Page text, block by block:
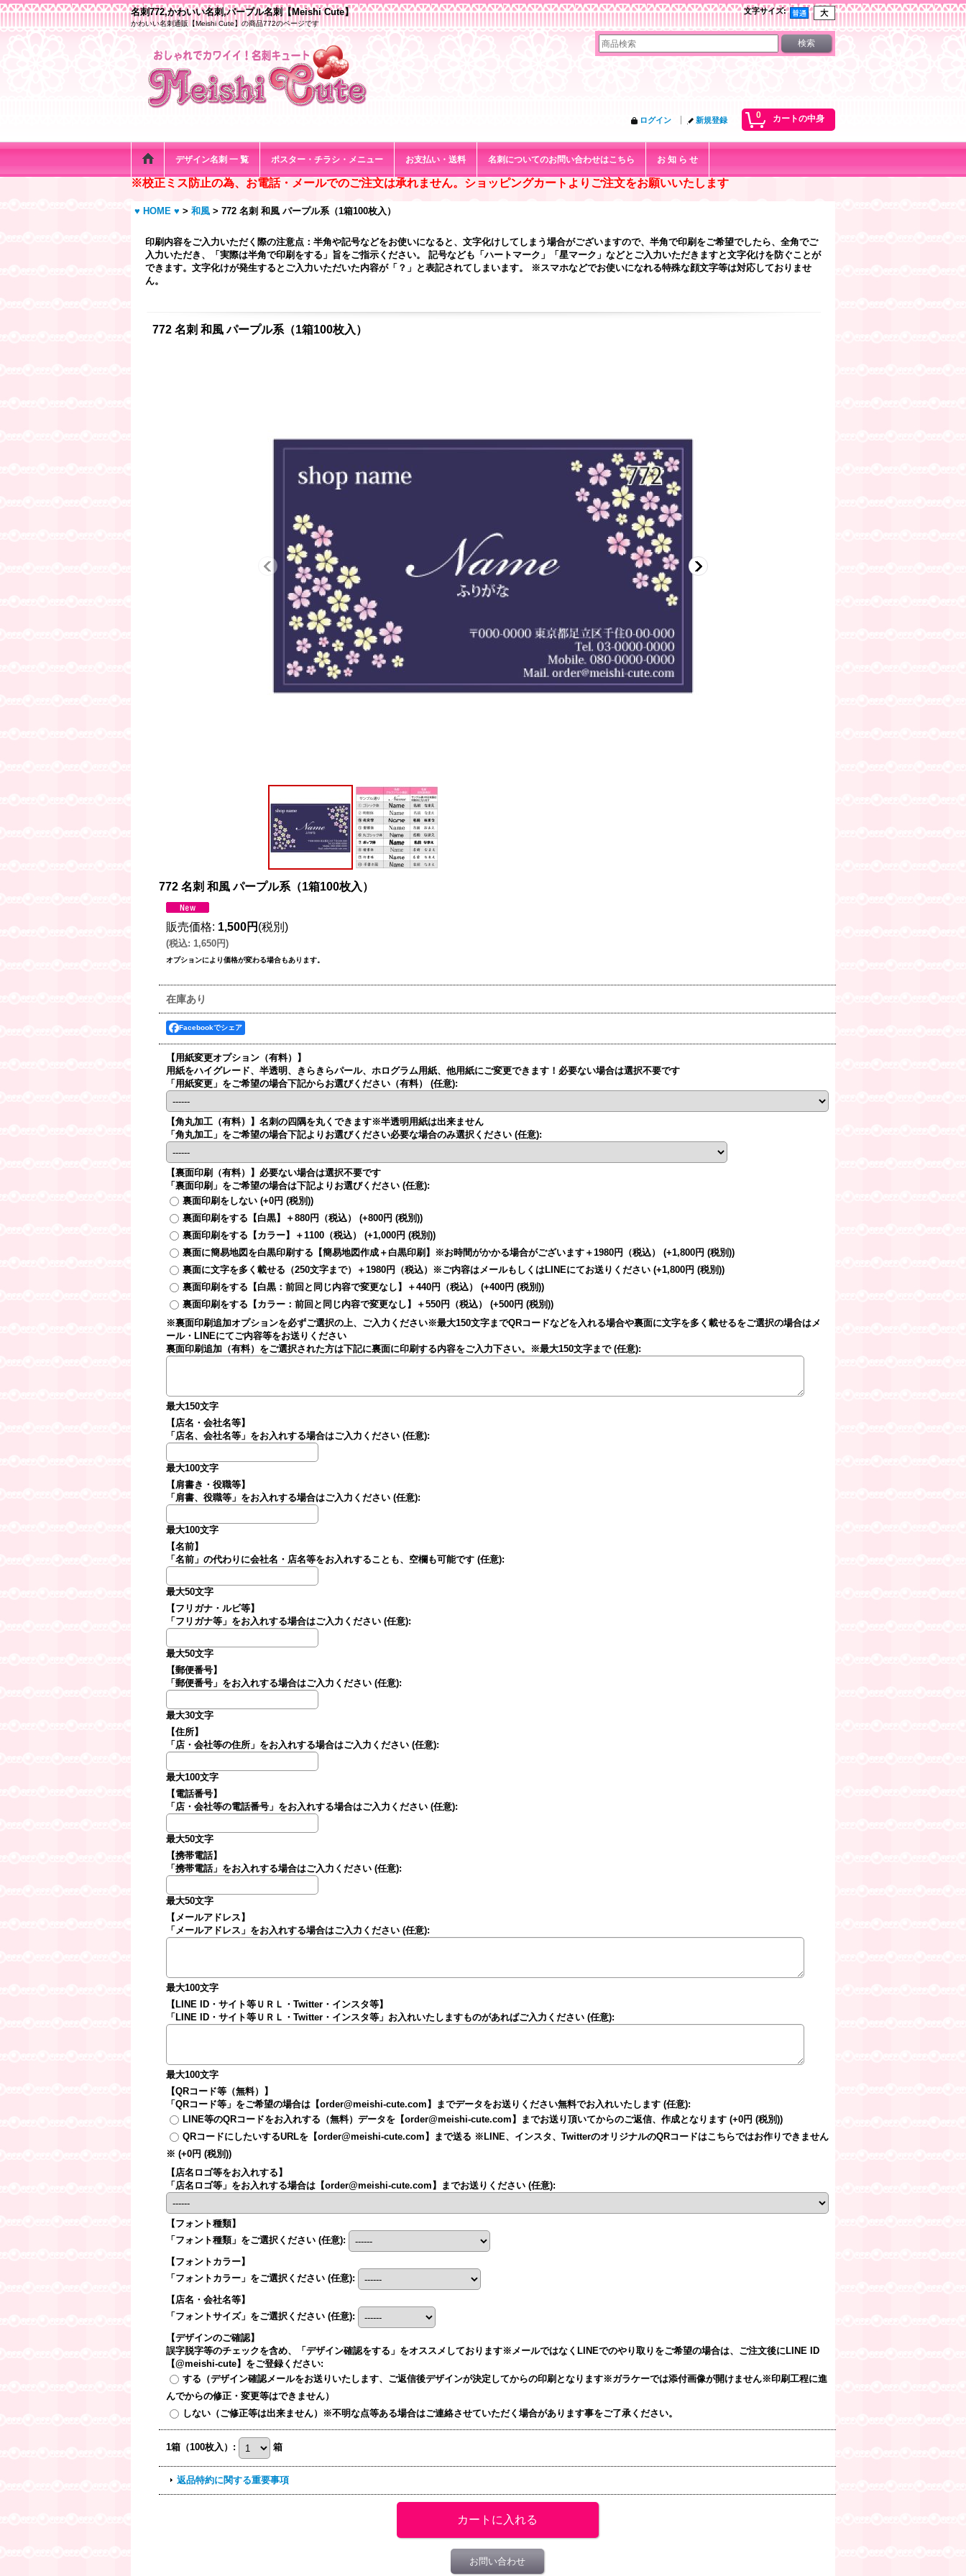
名刺772,かわいい名刺,パープル名刺【Meishi Cute】
かわいい名刺通販【Meishi Cute】の商品772のページです
文字サイズ:
0 カートの中身
ログイン 新規登録
デザイン名刺 一 覧 ポスター・チラシ・メニュー お支払い・送料 名刺についてのお問い合わせはこちら お 知 ら せ
※校正ミス防止の為、お電話・メールでのご注文は承れません。ショッピングカートよりご注文をお願いいたします
♥ HOME ♥ > 和風 > 772 名刺 和風 パープル系（1箱100枚入）
印刷内容をご入力いただく際の注意点：半角や記号などをお使いになると、文字化けしてしまう場合がございますので、半角で印刷をご希望でしたら、全角でご
入力いただき、「実際は半角で印刷をする」旨をご指示ください。 記号なども「ハートマーク」「星マーク」などとご入力いただきますと文字化けを防ぐことが
できます。文字化けが発生するとご入力いただいた内容が「？」と表記されてしまいます。 ※スマホなどでお使いになれる特殊な顔文字等は対応しておりませ
ん。
772 名刺 和風 パープル系（1箱100枚入）
772 名刺 和風 パープル系（1箱100枚入）
販売価格: 1,500円 (税別)
(税込: 1,650円)
オプションにより価格が変わる場合もあります。
在庫あり
Facebookでシェア
【用紙変更オプション（有料）】
用紙をハイグレード、半透明、きらきらパール、ホログラム用紙、他用紙にご変更できます！必要ない場合は選択不要です
「用紙変更」をご希望の場合下記からお選びください（有料） (任意):
【角丸加工（有料）】 名刺の四隅を丸くできます※半透明用紙は出来ません
「角丸加工」をご希望の場合下記よりお選びください必要な場合のみ選択ください (任意):
【裏面印刷（有料）】 必要ない場合は選択不要です
「裏面印刷」をご希望の場合は下記よりお選びください (任意):
裏面印刷をしない (+0円 (税別))
裏面印刷をする【白黒】＋880円（税込） (+800円 (税別))
裏面印刷をする【カラー】＋1100（税込） (+1,000円 (税別))
裏面に簡易地図を白黒印刷する【簡易地図作成＋白黒印刷】※お時間がかかる場合がございます＋1980円（税込） (+1,800円 (税別))
裏面に文字を多く載せる（250文字まで）＋1980円（税込）※ご内容はメールもしくはLINEにてお送りください (+1,800円 (税別))
裏面印刷をする【白黒：前回と同じ内容で変更なし】＋440円（税込） (+400円 (税別))
裏面印刷をする【カラー：前回と同じ内容で変更なし】＋550円（税込） (+500円 (税別))
※裏面印刷追加オプションを必ずご選択の上、ご入力ください※最大150文字までQRコードなどを入れる場合や裏面に文字を多く載せるをご選択の場合はメ
ール・LINEにてご内容等をお送りください
裏面印刷追加（有料）をご選択された方は下記に裏面に印刷する内容をご入力下さい。※最大150文字まで (任意):
最大150文字
【店名・会社名等】
「店名、会社名等」をお入れする場合はご入力ください (任意):
最大100文字
【肩書き・役職等】
「肩書、役職等」をお入れする場合はご入力ください (任意):
最大100文字
【名前】
「名前」の代わりに会社名・店名等をお入れすることも、空欄も可能です (任意):
最大50文字
【フリガナ・ルビ等】
「フリガナ等」をお入れする場合はご入力ください (任意):
最大50文字
【郵便番号】
「郵便番号」をお入れする場合はご入力ください (任意):
最大30文字
【住所】
「店・会社等の住所」をお入れする場合はご入力ください (任意):
最大100文字
【電話番号】
「店・会社等の電話番号」をお入れする場合はご入力ください (任意):
最大50文字
【携帯電話】
「携帯電話」をお入れする場合はご入力ください (任意):
最大50文字
【メールアドレス】
「メールアドレス」をお入れする場合はご入力ください (任意):
最大100文字
【LINE ID・サイト等ＵＲＬ・Twitter・インスタ等】
「LINE ID・サイト等ＵＲＬ・Twitter・インスタ等」お入れいたしますものがあればご入力ください (任意):
最大100文字
【QRコード等（無料）】
「QRコード等」をご希望の場合は【order@meishi-cute.com】までデータをお送りください無料でお入れいたします (任意):
LINE等のQRコードをお入れする（無料）データを【order@meishi-cute.com】までお送り頂いてからのご返信、作成となります (+0円 (税別))
QRコードにしたいするURLを【order@meishi-cute.com】まで送る ※LINE、インスタ、TwitterのオリジナルのQRコードはこちらではお作りできません
※ (+0円 (税別))
【店名ロゴ等をお入れする】
「店名ロゴ等」をお入れする場合は【order@meishi-cute.com】までお送りください (任意):
【フォント種類】
「フォント種類」をご選択ください (任意):
【フォントカラー】
「フォントカラー」をご選択ください (任意):
【店名・会社名等】
「フォントサイズ」をご選択ください (任意):
【デザインのご確認】
誤字脱字等のチェックを含め、「デザイン確認をする」をオススメしております※メールではなくLINEでのやり取りをご希望の場合は、ご注文後にLINE ID
【@meishi-cute】をご登録ください:
する（デザイン確認メールをお送りいたします、ご返信後デザインが決定してからの印刷となります※ガラケーでは添付画像が開けません※印刷工程に進
んでからの修正・変更等はできません）
しない（ご修正等は出来ません）※不明な点等ある場合はご連絡させていただく場合があります事をご了承ください。
1箱（100枚入） : 箱
返品特約に関する重要事項
お問い合わせ